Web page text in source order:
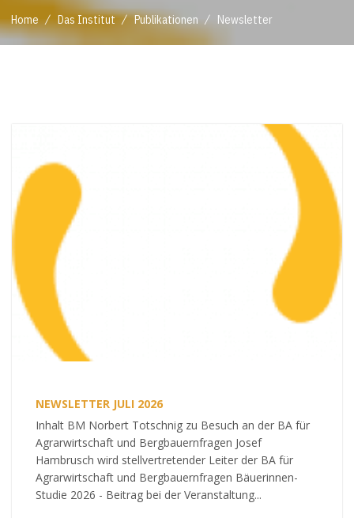
Home / Das Institut / Publikationen / Newsletter
NEWSLETTER JULI 2026
Inhalt BM Norbert Totschnig zu Besuch an der BA für
Agrarwirtschaft und Bergbauernfragen Josef
Hambrusch wird stellvertretender Leiter der BA für
Agrarwirtschaft und Bergbauernfragen Bäuerinnen-
Studie 2026 - Beitrag bei der Veranstaltung...